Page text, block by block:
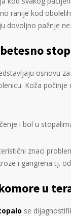
ranije kod
dovoljno pažnje
osnovu
Koža
i bol u
znaci
i gangrena tj.
u
se